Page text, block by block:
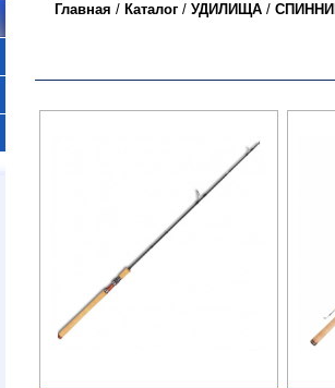
Главная / Каталог / УДИЛИЩА /